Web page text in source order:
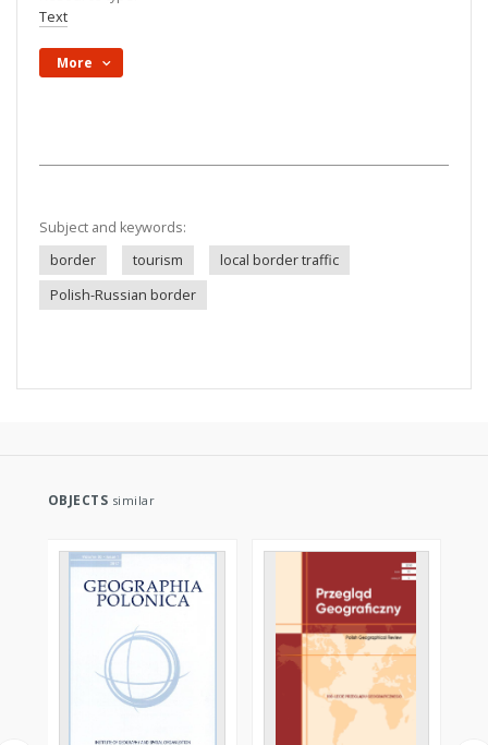
Text
More
Subject and keywords:
border
tourism
local border traffic
Polish-Russian border
OBJECTS similar